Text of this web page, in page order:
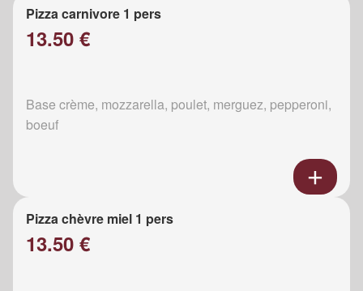
Pizza carnivore 1 pers
13.50 €
Base crème, mozzarella, poulet, merguez, pepperoni,
boeuf
Pizza chèvre miel 1 pers
13.50 €